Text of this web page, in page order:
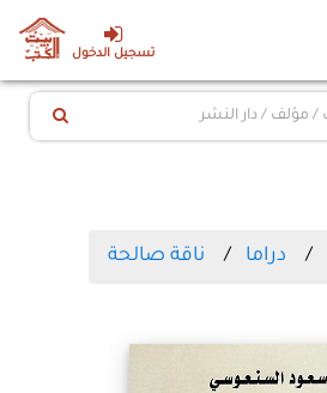
تسجيل الدخول
دراما ناقة صالحة